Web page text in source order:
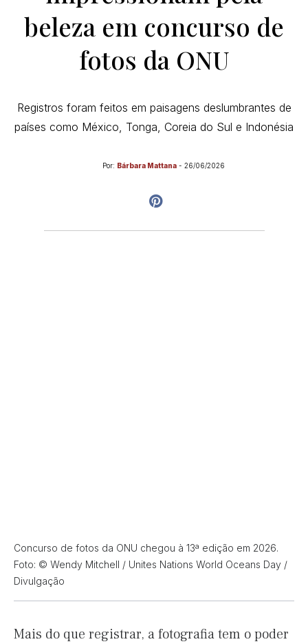
beleza em concurso de
fotos da ONU
Registros foram feitos em paisagens deslumbrantes de
países como México, Tonga, Coreia do Sul e Indonésia
Por: Bárbara Mattana - 26/06/2026
Concurso de fotos da ONU chegou à 13ª edição em 2026.
Foto: © Wendy Mitchell / Unites Nations World Oceans Day /
Divulgação
Mais do que registrar, a fotografia tem o poder